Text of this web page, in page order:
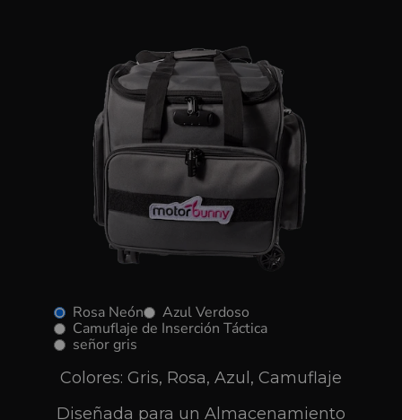
Rosa Neón
Azul Verdoso
Camuflaje de Inserción Táctica
señor gris
Colores: Gris, Rosa, Azul, Camuflaje
Diseñada para un Almacenamiento